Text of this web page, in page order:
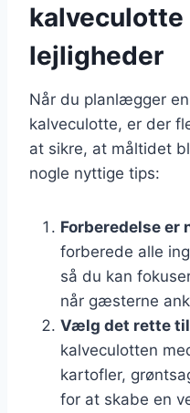
lejligheder
Når du planlægger
kalveculotte, er der
at sikre, at måltidet
nogle nyttige tips:
Forberedelse er
forberede alle
så du kan
når gæsterne
Vælg det rette
kalveculotten
kartofler,
for at skabe en